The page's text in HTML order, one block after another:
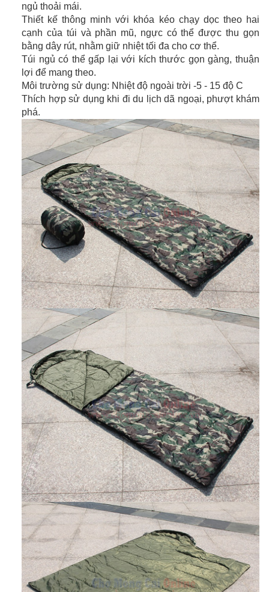
ngủ thoải mái.
Thiết kế thông minh với khóa kéo chạy dọc theo hai
cạnh của túi và phần mũ, ngực có thể được thu gọn
bằng dây rút, nhằm giữ nhiệt tối đa cho cơ thể.
Túi ngủ có thể gấp lại với kích thước gọn gàng, thuận
lợi để mang theo.
Môi trường sử dụng: Nhiệt độ ngoài trời -5 - 15 độ C
Thích hợp sử dụng khi đi du lịch dã ngoại, phượt khám
phá.